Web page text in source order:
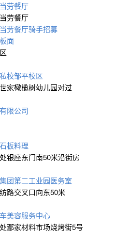
劳餐厅
劳餐厅
劳餐厅骑手招募
面
校邹平校区
家橄榄树幼儿园对过
限公司
板料理
银座东门南50米沿街房
团第二工业园医务室
路交叉口向东50米
美容服务中心
鄢家材料市场烧烤街5号